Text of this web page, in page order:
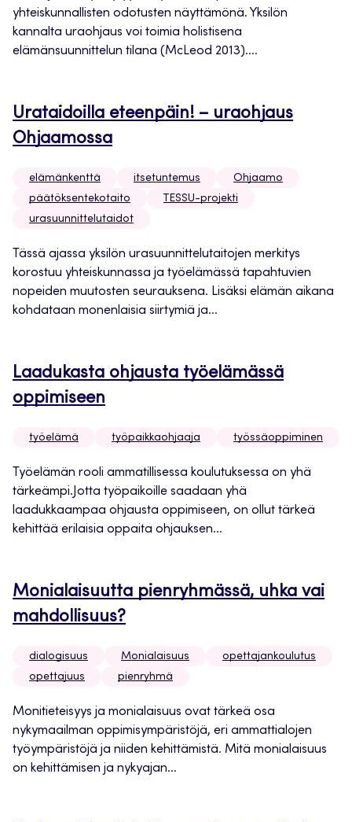
yhteiskunnallisten odotusten näyttämönä. Yksilön
kannalta uraohjaus voi toimia holistisena
elämänsuunnittelun tilana (McLeod 2013)....
Urataidoilla eteenpäin! – uraohjaus
Ohjaamossa
elämänkenttä itsetuntemus
Ohjaamo
päätöksentekotaito
TESSU-projekti
urasuunnittelutaidot
Tässä ajassa yksilön urasuunnittelutaitojen merkitys
korostuu yhteiskunnassa ja työelämässä tapahtuvien
nopeiden muutosten seurauksena. Lisäksi elämän aikana
kohdataan monenlaisia siirtymiä ja...
Laadukasta ohjausta työelämässä
oppimiseen
työelämä työpaikkaohjaaja työssäoppiminen
Työelämän rooli ammatillisessa koulutuksessa on yhä
tärkeämpi.Jotta työpaikoille saadaan yhä
laadukkaampaa ohjausta oppimiseen, on ollut tärkeä
kehittää erilaisia oppaita ohjauksen...
Monialaisuutta pienryhmässä, uhka vai
mahdollisuus?
dialogisuus Monialaisuus
opettajankoulutus
opettajuus
pienryhmä
Monitieteisyys ja monialaisuus ovat tärkeä osa
nykymaailman oppimisympäristöjä, eri ammattialojen
työympäristöjä ja niiden kehittämistä. Mitä monialaisuus
on kehittämisen ja nykyajan...